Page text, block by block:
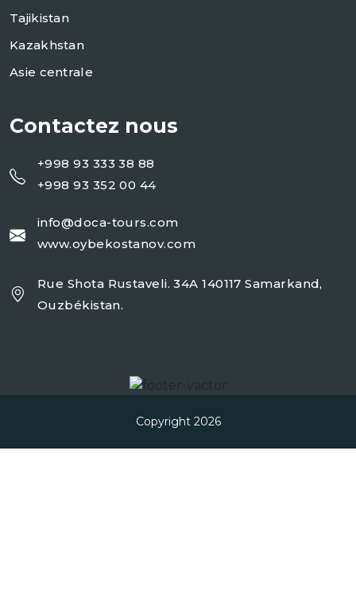
Tajikistan
Kazakhstan
Asie centrale
Contactez nous
+998 93 333 38 88
+998 93 352 00 44
info@doca-tours.com
www.oybekostanov.com
Rue Shota Rustaveli. 34A 140117 Samarkand,
Ouzbékistan.
Copyright 2026